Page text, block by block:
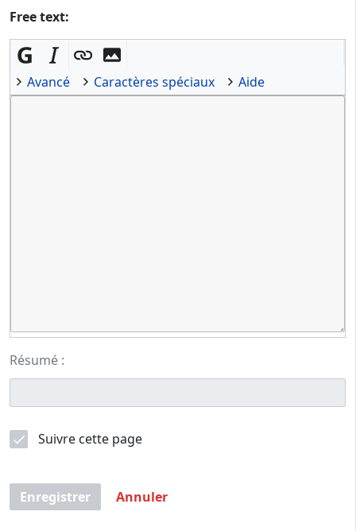
Free text:
Avancé Caractères spéciaux Aide
Résumé :
Suivre cette page
Enregistrer Annuler